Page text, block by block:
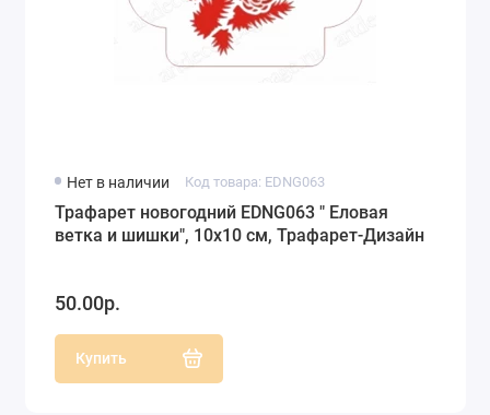
Нет в наличии Код товара: EDNG063
Трафарет новогодний EDNG063 " Еловая
ветка и шишки", 10х10 см, Трафарет-Дизайн
50.00р.
Купить